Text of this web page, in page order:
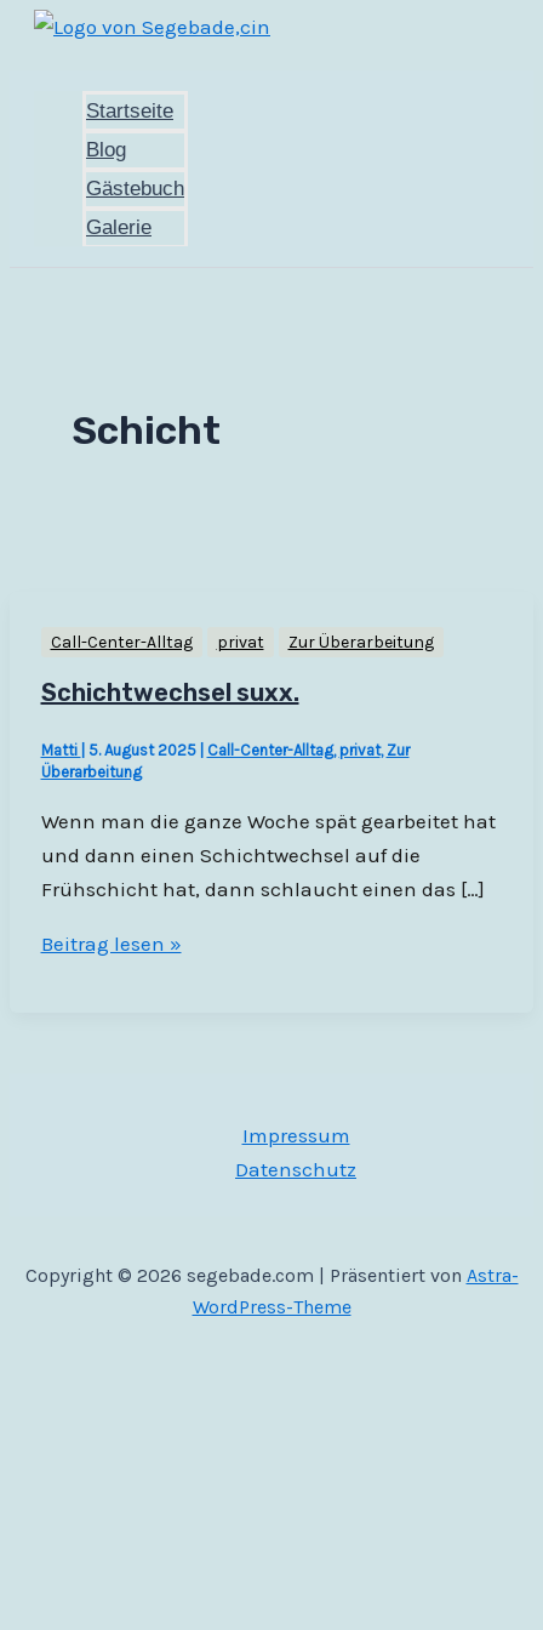
Zum
springen
Startseite
Blog
Gästebuch
Galerie
Schicht
Call-Center-Alltag privat Zur Überarbeitung
Schichtwechsel suxx.
Matti 5. August 2025 Call-Center-Alltag, privat, Zur
Überarbeitung
Wenn man die ganze Woche spät gearbeitet hat
und dann einen Schichtwechsel auf die
Frühschicht hat, dann schlaucht einen das […]
Schichtwechsel
Beitrag lesen »
Impressum
Datenschutz
Copyright © 2026 segebade.com | Präsentiert von Astra-
WordPress-Theme